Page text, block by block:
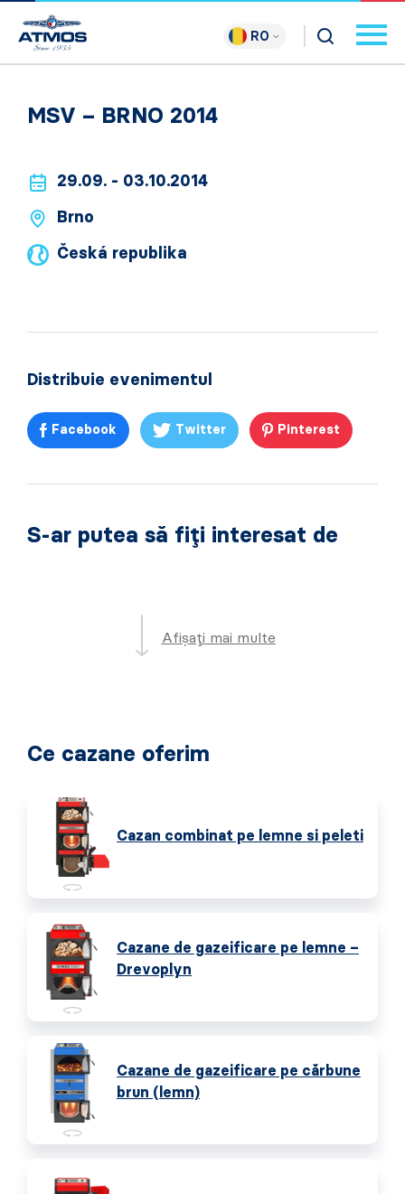
RO
MSV – BRNO 2014
29.09. - 03.10.2014
Brno
Česká republika
Distribuie evenimentul
Facebook Twitter Pinterest
S-ar putea să fiți interesat de
Afișați mai multe
Ce cazane oferim
Cazan combinat pe lemne si peleti
Cazane de gazeificare pe lemne –
Drevoplyn
Cazane de gazeificare pe cărbune
brun (lemn)